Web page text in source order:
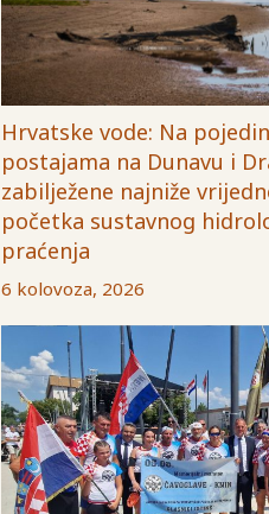
Hrvatske vode: Na
postajama na Dunavu i
zabilježene najniže
početka sustavnog
praćenja
6 kolovoza, 2026